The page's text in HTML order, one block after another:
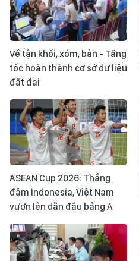
Về tận khối, xóm, bản - Tăng
tốc hoàn thành cơ sở dữ liệu
đất đai
ASEAN Cup 2026: Thắng
đậm Indonesia, Việt Nam
vươn lên dẫn đầu bảng A